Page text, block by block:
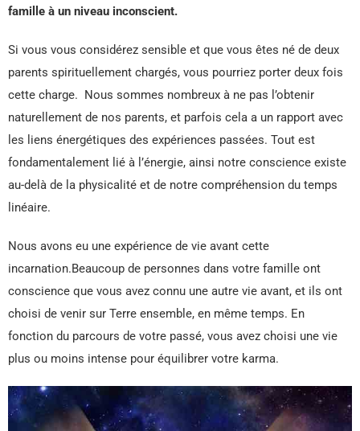
famille à un niveau inconscient.
Si vous vous considérez sensible et que vous êtes né de deux
parents spirituellement chargés, vous pourriez porter deux fois
cette charge. Nous sommes nombreux à ne pas l’obtenir
naturellement de nos parents, et parfois cela a un rapport avec
les liens énergétiques des expériences passées. Tout est
fondamentalement lié à l’énergie, ainsi notre conscience existe
au-delà de la physicalité et de notre compréhension du temps
linéaire.
Nous avons eu une expérience de vie avant cette
incarnation.Beaucoup de personnes dans votre famille ont
conscience que vous avez connu une autre vie avant, et ils ont
choisi de venir sur Terre ensemble, en même temps. En
fonction du parcours de votre passé, vous avez choisi une vie
plus ou moins intense pour équilibrer votre karma.